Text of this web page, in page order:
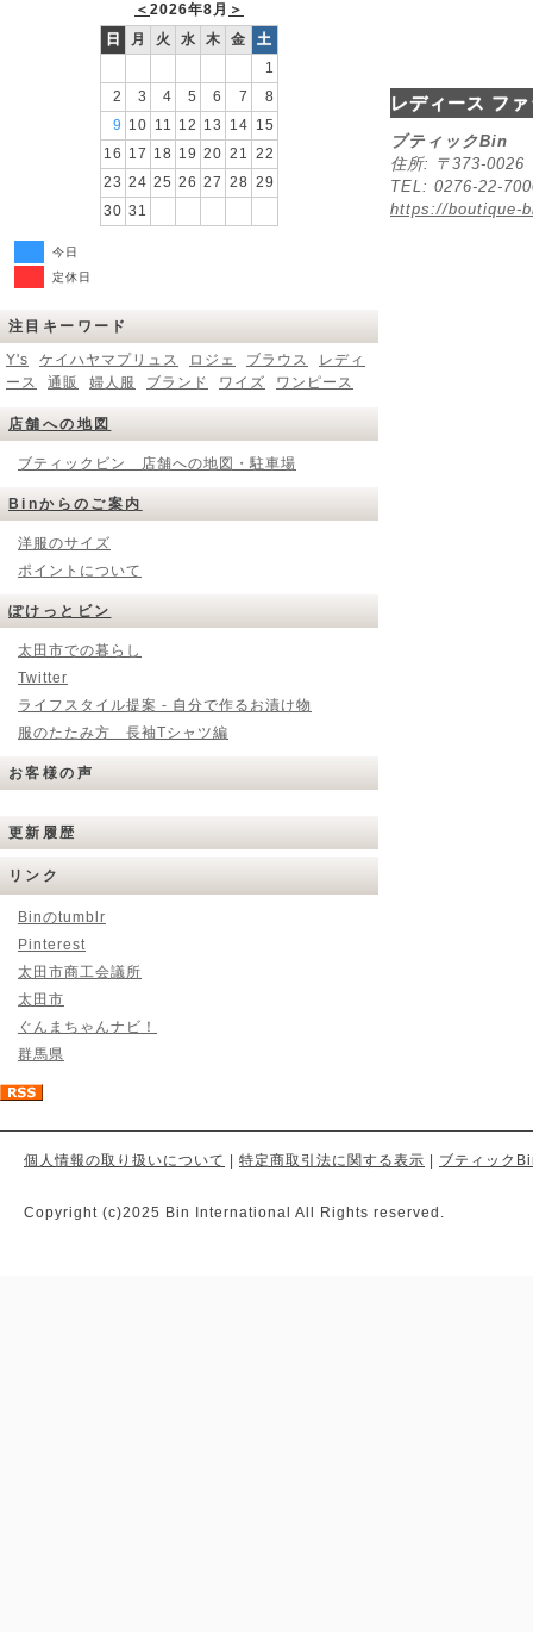
＜ 2026年8月 ＞
日
月 火 水 木 金
土
1
2
3 4 5 6 7
8
9 10 11 12 13 14 15
16 17 18 19 20 21 22
23 24 25 26 27 28 29
30 31
今日
定休日
注目キーワード
Y's
ケイハヤマプリュス ロジェ ブラウス
レディ
ース
通販 婦人服 ブランド ワイズ ワンピース
店舗への地図
ブティックビン 店舗への地図・駐車場
Binからのご案内
洋服のサイズ
ポイントについて
ぽけっとビン
太田市での暮らし
Twitter
ライフスタイル提案 - 自分で作るお漬け物
服のたたみ方 長袖Tシャツ編
お客様の声
更新履歴
リンク
Binのtumblr
Pinterest
太田市商工会議所
太田市
ぐんまちゃんナビ！
群馬県
レディース フ
ブティックBin
住所: 〒373-
TEL: 0276-22-
https://boutique-
個人情報の取り扱いについて 特定商取引法に関する表示 ブティック
Copyright (c)2025 Bin International All Rights reserved.